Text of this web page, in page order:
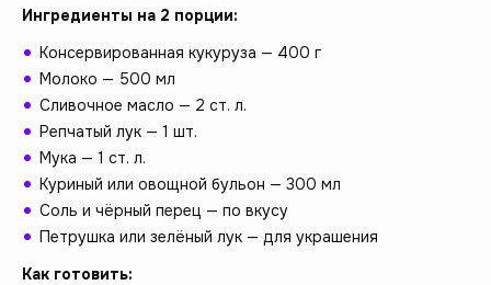
Ингредиенты на 2 порции:
Консервированная кукуруза — 400 г
Молоко — 500 мл
Сливочное масло — 2 ст. л.
Репчатый лук — 1 шт.
Мука — 1 ст. л.
Куриный или овощной бульон — 300 мл
Соль и чёрный перец — по вкусу
Петрушка или зелёный лук — для украшения
Как готовить: